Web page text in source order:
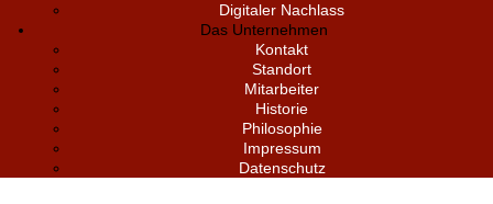
Digitaler Nachlass
Das Unternehmen
Kontakt
Standort
Mitarbeiter
Historie
Philosophie
Impressum
Datenschutz